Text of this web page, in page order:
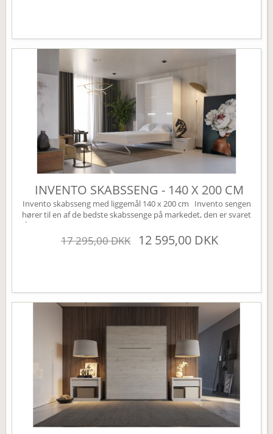
INVENTO SKABSSENG - 140 X 200 CM
Invento skabsseng med liggemål 140 x 200 cm Invento sengen
hører til en af de bedste skabssenge på markedet, den er svaret
på den perfekte Murphy bed. Sengen leveres som standard uden
højskabe, disse kan tilkøbes under varianten højskabe (øverst til
højre). Sengen har mange smarte finesser, den er bl.a. udstyret
17 295,00 DKK 12 595,00 DKK